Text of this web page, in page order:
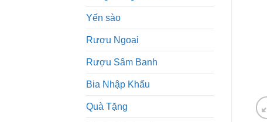
Yến sào
Rượu Ngoại
Rượu Sâm Banh
Bia Nhập Khẩu
Quà Tặng